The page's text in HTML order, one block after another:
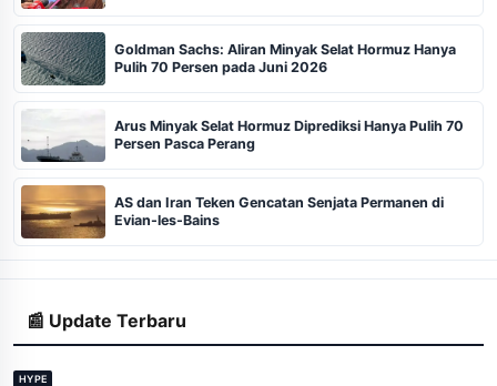
Goldman Sachs: Aliran Minyak Selat Hormuz Hanya
Pulih 70 Persen pada Juni 2026
Arus Minyak Selat Hormuz Diprediksi Hanya Pulih 70
Persen Pasca Perang
AS dan Iran Teken Gencatan Senjata Permanen di
Evian-les-Bains
📰 Update Terbaru
HYPE